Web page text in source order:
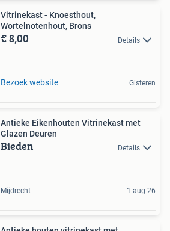
Vitrinekast - Knoesthout,
Wortelnotenhout, Brons
€ 8,00 Details
Bezoek website Gisteren
Antieke Eikenhouten Vitrinekast met
Glazen Deuren
Bieden Details
Mijdrecht 1 aug 26